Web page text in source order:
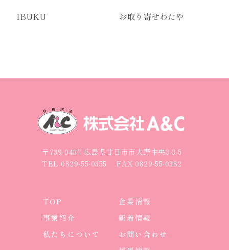
IBUKU お取り寄せわたや
〒739-0437 広島県廿日市市大野中央3-3-5
TEL 0829-55-0355 FAX 0829-55-0382
TOP
事業紹介
私たちについて
企業情報
新着情報
お問い合わせ